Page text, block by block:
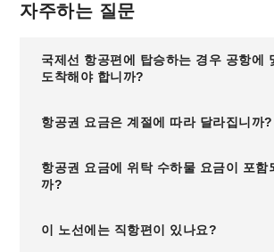
자주하는 질문
국제선 항공편에 탑승하는 경우 공항에
도착해야 합니까?
항공권 요금은 계절에 따라 달라집니까?
항공권 요금에 위탁 수하물 요금이 포함
까?
이 노선에는 직항편이 있나요?